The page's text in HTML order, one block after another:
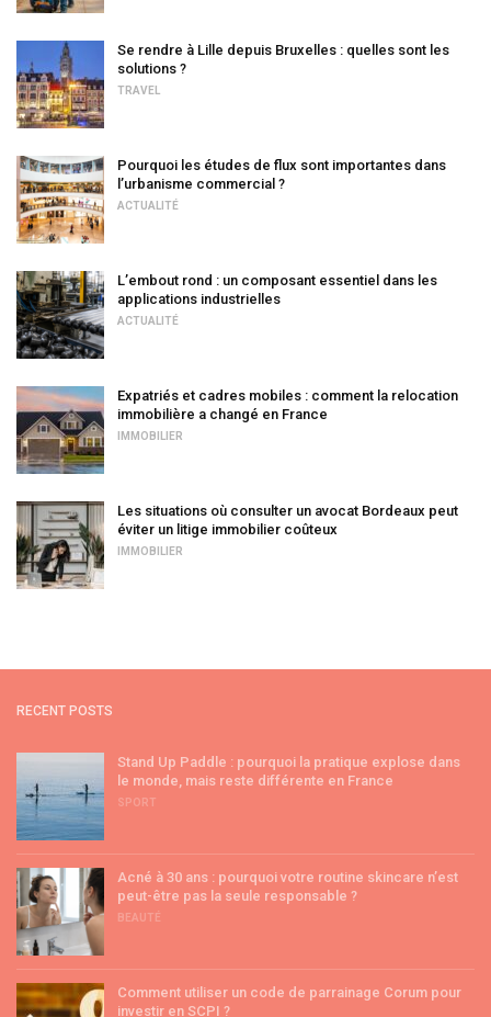
Se rendre à Lille depuis Bruxelles : quelles sont les
solutions ?
TRAVEL
Pourquoi les études de flux sont importantes dans
l’urbanisme commercial ?
ACTUALITÉ
L’embout rond : un composant essentiel dans les
applications industrielles
ACTUALITÉ
Expatriés et cadres mobiles : comment la relocation
immobilière a changé en France
IMMOBILIER
Les situations où consulter un avocat Bordeaux peut
éviter un litige immobilier coûteux
IMMOBILIER
RECENT POSTS
Stand Up Paddle : pourquoi la pratique explose dans
le monde, mais reste différente en France
SPORT
Acné à 30 ans : pourquoi votre routine skincare n’est
peut-être pas la seule responsable ?
BEAUTÉ
Comment utiliser un code de parrainage Corum pour
investir en SCPI ?